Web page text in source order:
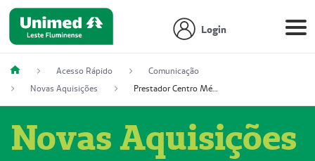
Login
Acesso Rápido
Comunicação
Novas Aquisições
Prestador Centro Médico Vitória Ltda, 51004350-4: Centro Médico Vitória Ltda (Nome Fantasia: Policlínica Master)
Novas Aquisições